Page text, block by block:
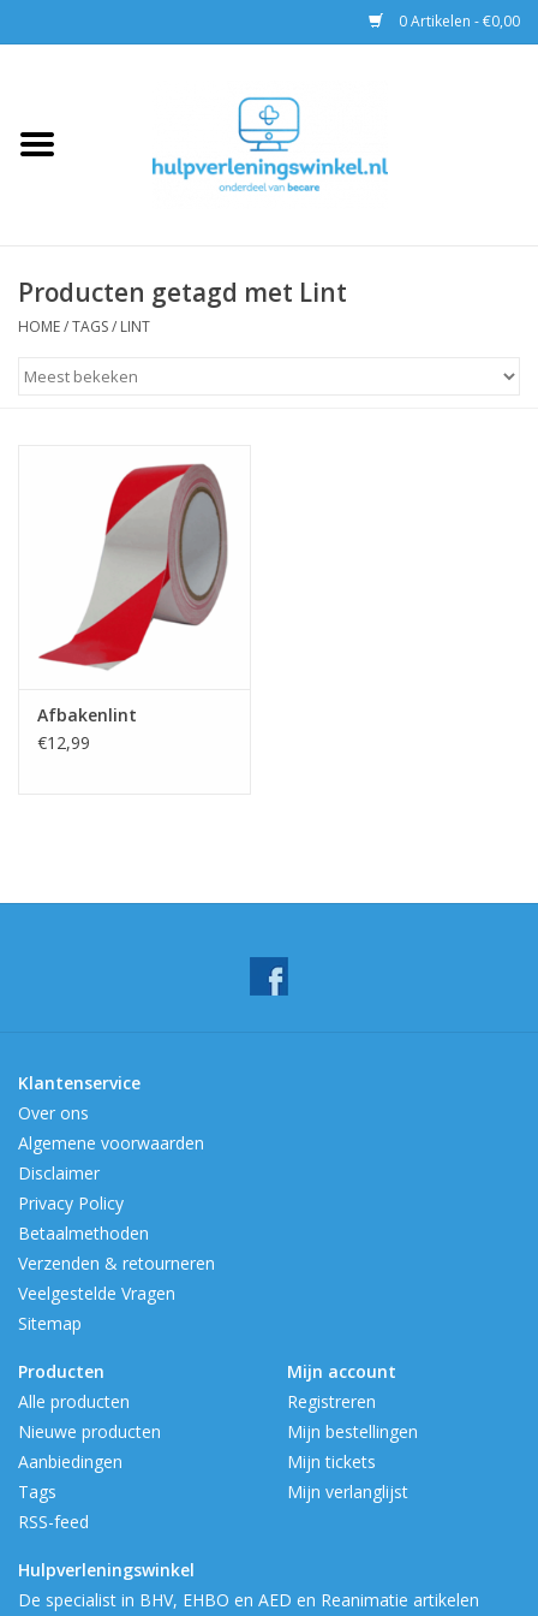
0 Artikelen - €0,00
EHBO
Pax tassen
Producten getagd met Lint
HOME/TAGS/ LINT
Afbakenlint
€12,99
Klantenservice
Over ons
Algemene voorwaarden
Disclaimer
Privacy Policy
Betaalmethoden
Verzenden & retourneren
Veelgestelde Vragen
Sitemap
Producten
Alle producten
Nieuwe producten
Aanbiedingen
Tags
RSS-feed
Mijn account
Registreren
Mijn bestellingen
Mijn tickets
Mijn verlanglijst
Hulpverleningswinkel
De specialist in BHV, EHBO en AED en Reanimatie artikelen